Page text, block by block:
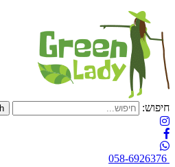
חיפוש:
058-6926376